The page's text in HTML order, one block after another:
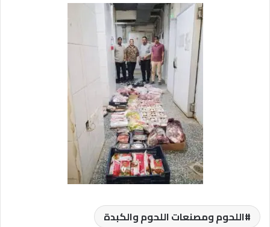
اللحوم ومصنعات اللحوم والكبدة